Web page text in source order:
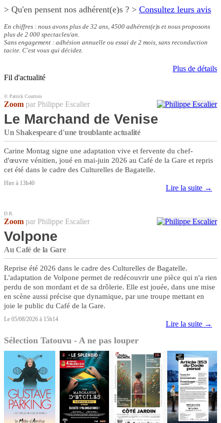
> Qu'en pensent nos adhérent(e)s ? > Consultez leurs avis
En chiffres : nous avons plus de 32 ans, 4500 adhérent(e)s et nous proposons
plus de 2 000 spectacles/an.
Sans engagement : adhésion annuelle ou essai de 2 mois, sans reconduction
tacite. C'est vous qui décidez.
Plus de détails
Fil d'actualité
© Patrick Courtois
Zoom par Philippe Escalier
Le Marchand de Venise
Un Shakespeare d'une troublante actualité
Carine Montag signe une adaptation vive et fervente du chef-
d'œuvre vénitien, joué en mai-juin 2026 au Café de la Gare et repris
cet été dans le cadre des Culturelles de Bagatelle.
Hier à 13h40
Lire la suite →
D.R.
Zoom par Philippe Escalier
Volpone
Au Café de la Gare
Reprise été 2026 dans le cadre des Culturelles de Bagatelle.
L'adaptation de Volpone permet de redécouvrir une pièce qui n'a rien
perdu de son mordant et de sa drôlerie. Elle est jouée, dans une mise
en scène aussi précise que dynamique, par une troupe mettant en
joie le public du Café de la Gare.
Le 05/08/2026 à 15h14
Lire la suite →
Sélection Tatouvu - A ne pas louper